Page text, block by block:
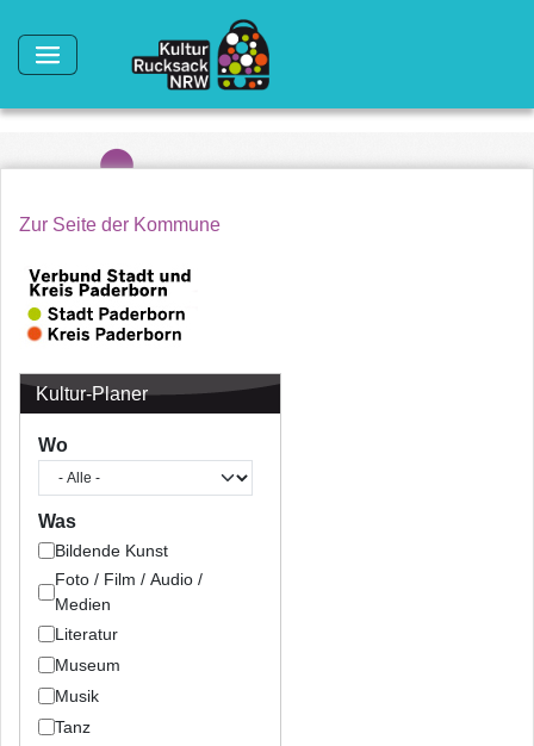
Zur Seite der Kommune
Kultur-Planer
Wo
Was
Bildende Kunst
Foto / Film / Audio /
Medien
Literatur
Museum
Musik
Tanz